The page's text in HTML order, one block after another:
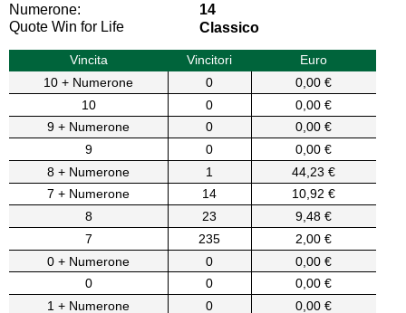
Numerone:
14
Quote Win for Life
Classico
Vincita Vincitori
Euro
10 + Numerone
0
0,00 €
10
0
0,00 €
9 + Numerone
0
0,00 €
9
0
0,00 €
8 + Numerone
1
44,23 €
7 + Numerone
14
10,92 €
8
23
9,48 €
7
235
2,00 €
0 + Numerone
0
0,00 €
0
0
0,00 €
1 + Numerone
0
0,00 €